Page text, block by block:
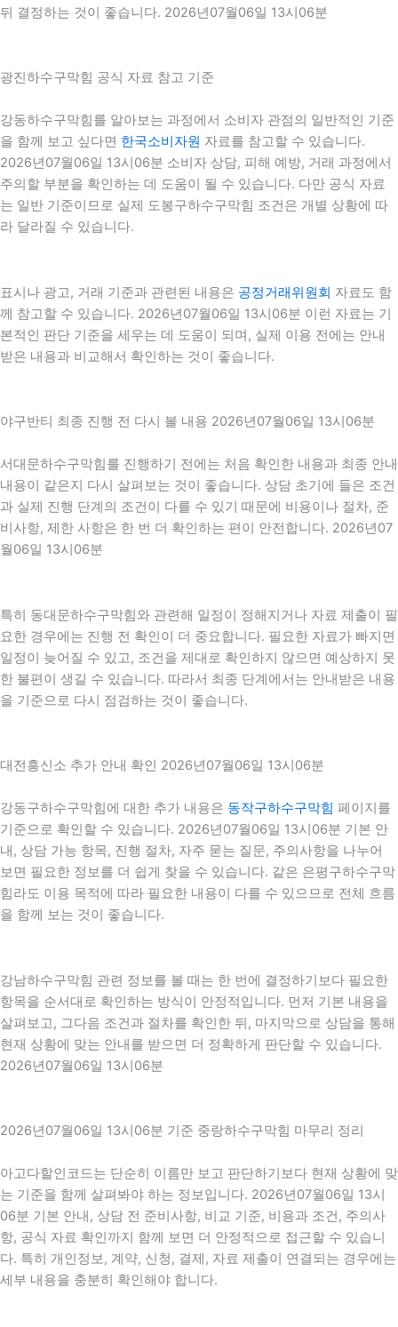
뒤 결정하는 것이 좋습니다. 2026년07월06일 13시06분
광진하수구막힘 공식 자료 참고 기준
강동하수구막힘를 알아보는 과정에서 소비자 관점의 일반적인 기준
을 함께 보고 싶다면 한국소비자원 자료를 참고할 수 있습니다.
2026년07월06일 13시06분 소비자 상담, 피해 예방, 거래 과정에서
주의할 부분을 확인하는 데 도움이 될 수 있습니다. 다만 공식 자료
는 일반 기준이므로 실제 도봉구하수구막힘 조건은 개별 상황에 따
라 달라질 수 있습니다.
표시나 광고, 거래 기준과 관련된 내용은 공정거래위원회 자료도 함
께 참고할 수 있습니다. 2026년07월06일 13시06분 이런 자료는 기
본적인 판단 기준을 세우는 데 도움이 되며, 실제 이용 전에는 안내
받은 내용과 비교해서 확인하는 것이 좋습니다.
야구반티 최종 진행 전 다시 볼 내용 2026년07월06일 13시06분
서대문하수구막힘를 진행하기 전에는 처음 확인한 내용과 최종 안내
내용이 같은지 다시 살펴보는 것이 좋습니다. 상담 초기에 들은 조건
과 실제 진행 단계의 조건이 다를 수 있기 때문에 비용이나 절차, 준
비사항, 제한 사항은 한 번 더 확인하는 편이 안전합니다. 2026년07
월06일 13시06분
특히 동대문하수구막힘와 관련해 일정이 정해지거나 자료 제출이 필
요한 경우에는 진행 전 확인이 더 중요합니다. 필요한 자료가 빠지면
일정이 늦어질 수 있고, 조건을 제대로 확인하지 않으면 예상하지 못
한 불편이 생길 수 있습니다. 따라서 최종 단계에서는 안내받은 내용
을 기준으로 다시 점검하는 것이 좋습니다.
대전흥신소 추가 안내 확인 2026년07월06일 13시06분
강동구하수구막힘에 대한 추가 내용은 동작구하수구막힘 페이지를
기준으로 확인할 수 있습니다. 2026년07월06일 13시06분 기본 안
내, 상담 가능 항목, 진행 절차, 자주 묻는 질문, 주의사항을 나누어
보면 필요한 정보를 더 쉽게 찾을 수 있습니다. 같은 은평구하수구막
힘라도 이용 목적에 따라 필요한 내용이 다를 수 있으므로 전체 흐름
을 함께 보는 것이 좋습니다.
강남하수구막힘 관련 정보를 볼 때는 한 번에 결정하기보다 필요한
항목을 순서대로 확인하는 방식이 안정적입니다. 먼저 기본 내용을
살펴보고, 그다음 조건과 절차를 확인한 뒤, 마지막으로 상담을 통해
현재 상황에 맞는 안내를 받으면 더 정확하게 판단할 수 있습니다.
2026년07월06일 13시06분
2026년07월06일 13시06분 기준 중랑하수구막힘 마무리 정리
아고다할인코드는 단순히 이름만 보고 판단하기보다 현재 상황에 맞
는 기준을 함께 살펴봐야 하는 정보입니다. 2026년07월06일 13시
06분 기본 안내, 상담 전 준비사항, 비교 기준, 비용과 조건, 주의사
항, 공식 자료 확인까지 함께 보면 더 안정적으로 접근할 수 있습니
다. 특히 개인정보, 계약, 신청, 결제, 자료 제출이 연결되는 경우에는
세부 내용을 충분히 확인해야 합니다.